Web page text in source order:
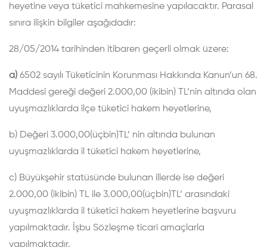
heyetine veya tüketici mahkemesine yapılacaktır. Parasal
sınıra ilişkin bilgiler aşağıdadır:
28/05/2014 tarihinden itibaren geçerli olmak üzere:
a) 6502 sayılı Tüketicinin Korunması Hakkında Kanun’un 68.
Maddesi gereği değeri 2.000,00 (ikibin) TL’nin altında olan
uyuşmazlıklarda ilçe tüketici hakem heyetlerine,
b) Değeri 3.000,00(üçbin)TL’ nin altında bulunan
uyuşmazlıklarda il tüketici hakem heyetlerine,
c) Büyükşehir statüsünde bulunan illerde ise değeri
2.000,00 (ikibin) TL ile 3.000,00(üçbin)TL’ arasındaki
uyuşmazlıklarda il tüketici hakem heyetlerine başvuru
yapılmaktadır. İşbu Sözleşme ticari amaçlarla
yapılmaktadır.